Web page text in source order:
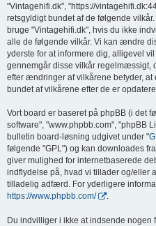
"Vintagehifi.dk", "https://
retsgyldigt bundet af de følgende
bruge "Vintagehifi.dk", hvis du ikke
alle de følgende vilkår. Vi kan ændre
yderste for at informere dig, alligevel
gennemgår disse vilkår regelmæssigt,
efter ændringer af vilkårene betyder,
bundet af vilkårene efter de er
Vort board er baseret på phpBB (i det
software", "www.phpbb.com", "phpBB
bulletin board-løsning udgivet under "
følgende "GPL") og kan downloades fra
giver mulighed for internetbaserede
indflydelse på, hvad vi tillader og/eller
tilladelig adfærd. For yderligere
https://www.phpbb.com/
.
Du indvilliger i ikke at indsende